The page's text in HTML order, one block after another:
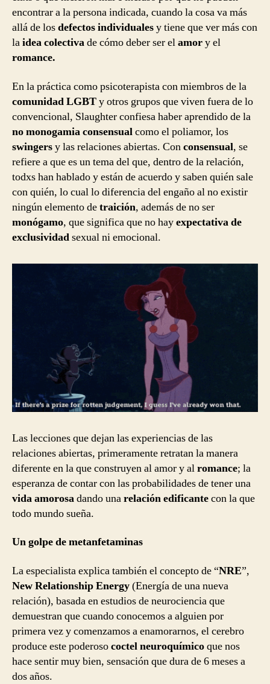
encontrar a la persona indicada, cuando la cosa va más
allá de losdefectos individualesy tiene que ver más con
laidea colectivade cómo deber ser elamory el
romance.
En la práctica como psicoterapista con miembros de la
comunidad LGBTy otros grupos que viven fuera de lo
convencional, Slaughter confiesa haber aprendido de la
no monogamia consensualcomo el poliamor, los
swingersy las relaciones abiertas. Conconsensual, se
refiere a que es un tema del que, dentro de la relación,
todxs han hablado y están de acuerdo y saben quién sale
con quién, lo cual lo diferencia del engaño al no existir
ningún elemento detraición, además de no ser
monógamo, que significa que no hayexpectativa de
exclusividadsexual ni emocional.
Las lecciones que dejan las experiencias de las
relaciones abiertas, primeramente retratan la manera
diferente en la que construyen al amor y alromance; la
esperanza de contar con las probabilidades de tener una
vida amorosadando unarelación edificantecon la que
todo mundo sueña.
Un golpe de metanfetaminas
La especialista explica también el concepto de “NRE”,
New Relationship Energy(Energía de una nueva
relación), basada en estudios de neurociencia que
demuestran que cuando conocemos a alguien por
primera vez y comenzamos a enamorarnos, el cerebro
produce este poderosococtel neuroquímicoque nos
hace sentir muy bien, sensación que dura de 6 meses a
dos años.